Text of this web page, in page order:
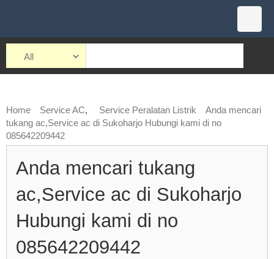
Home Service AC, Service Peralatan Listrik
Anda mencari
tukang ac,Service ac di Sukoharjo Hubungi kami di no
085642209442
Anda mencari tukang
ac,Service ac di Sukoharjo
Hubungi kami di no
085642209442